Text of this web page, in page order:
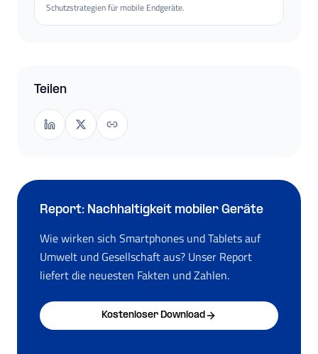
Schutzstrategien für mobile Endgeräte.
Teilen
Report: Nachhaltigkeit mobiler Geräte
Wie wirken sich Smartphones und Tablets auf
Umwelt und Gesellschaft aus? Unser Report
liefert die neuesten Fakten und Zahlen.
Kostenloser Download